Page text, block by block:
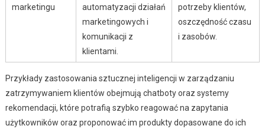
marketingu
automatyzacji działań
marketingowych i
komunikacji z
klientami.
potrzeby klientów,
oszczędność czasu
i zasobów.
Przykłady zastosowania sztucznej inteligencji w zarządzaniu
zatrzymywaniem klientów obejmują chatboty oraz systemy
rekomendacji, które potrafią szybko reagować na zapytania
użytkowników oraz proponować im produkty dopasowane do ich